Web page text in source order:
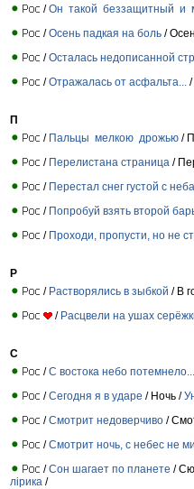
/Он такой беззащитный и
/Осень падкая на боль /
/Осталась недописанной
/Отражалась от асфальта...
П
/ Пальцы мелкою дрожью /
/ Перелистана страница /
/ Перестал снег густой с
/ Попробуй взять второй
/ Проходи, пропусти, но не
Р
/ Растворялись в зыбкой / В
/ Расцвели на ушах
С
/С востока небо потемнело...
/Сегодня я в ударе / Ночь /
/Смотрит недоверчиво /
/Смотрит ночь, с небес не
/Сон шагает по планете /
лірика /